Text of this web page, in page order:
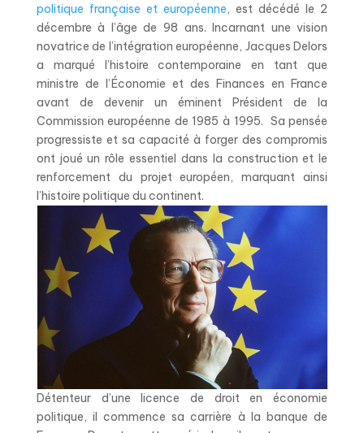
politique française et européenne, est décédé le 2
décembre à l’âge de 98 ans. Incarnant une vision
novatrice de l’intégration européenne, Jacques Delors
a marqué l’histoire contemporaine en tant que
ministre de l’Économie et des Finances en France
avant de devenir un éminent Président de la
Commission européenne de 1985 à 1995. Sa pensée
progressiste et sa capacité à forger des compromis
ont joué un rôle essentiel dans la construction et le
renforcement du projet européen, marquant ainsi
l’histoire politique du continent.
Détenteur d’une licence de droit en économie
politique, il commence sa carrière à la banque de